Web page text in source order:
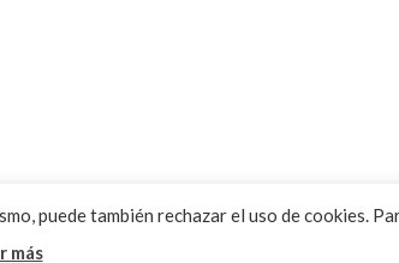
puede también rechazar el uso de cookies.
más